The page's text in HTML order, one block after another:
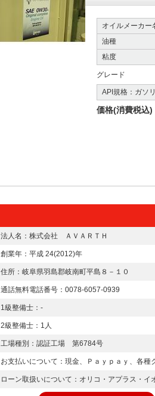
オイルメーカー
油種
粘度
グレード
API規格：ガソ
価格(消費税込)
法人名：株式会社 ＡＶＡＲＴＨ
創業年：平成 24(2012)年
住所：岐阜県羽島郡岐南町平島８－１０
通話無料電話番号：0078-6057-0939
1級整備士：-
2級整備士：1人
工場種別：認証工場 第6784号
お支払いについて：現金、Ｐａｙｐａｙ、各種
ローン取扱いについて：オリコ・アプラス・イ